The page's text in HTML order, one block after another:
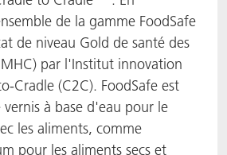
de la gamme FoodSafe
de niveau Gold de santé des
par l'Institut innovation
Cradle (C2C). FoodSafe est
à base d'eau pour le
les aliments, comme
pour les aliments secs et